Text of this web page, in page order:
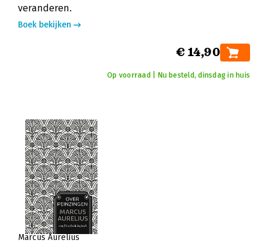
veranderen.
Boek bekijken
€ 14,90
Op voorraad | Nu besteld, dinsdag in huis
Marcus Aurelius